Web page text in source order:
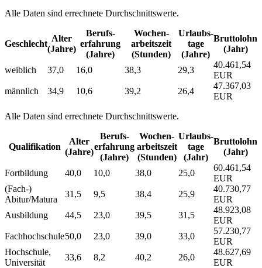
Alle Daten sind errechnete Durchschnittswerte.
Geschlecht
Alter
(Jahre)
Berufs­
erfahrung
(Jahre)
Wochen­
arbeitszeit
(Stunden)
Urlaubs­
tage
(Jahre)
Bruttolohn
(Jahr)
weiblich 37,0 16,0 38,3 29,3
40.461,54
EUR
männlich
34,9 10,6 39,2 26,4
47.367,03
EUR
Alle Daten sind errechnete Durchschnittswerte.
Qualifikation
Alter
(Jahre)
Berufs­
erfahrung
(Jahre)
Wochen­
arbeitszeit
(Stunden)
Urlaubs­
tage
(Jahr)
Bruttolohn
(Jahr)
Fortbildung 40,0 10,0 38,0 25,0
60.461,54
EUR
(Fach-)
Abitur/Matura
31,5 9,5 38,4 25,9
40.730,77
EUR
Ausbildung
44,5 23,0 39,5 31,5
48.923,08
EUR
Fachhochschule50,0 23,0 39,0 33,0
57.230,77
EUR
Hochschule,
Universität
33,6 8,2 40,2 26,0
48.627,69
EUR